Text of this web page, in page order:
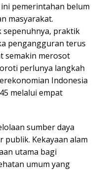
pemerintahan belum
masyarakat.
sepenuhnya, praktik
pengangguran terus
semakin merosot
perlunya langkah
Indonesia
melalui empat
sumber daya
publik. Kekayaan alam
utama bagi
umum yang